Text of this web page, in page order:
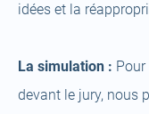
idées et la
La simulation :
devant le jury, nous